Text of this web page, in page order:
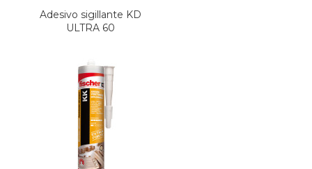
Adesivo sigillante KD
ULTRA 60